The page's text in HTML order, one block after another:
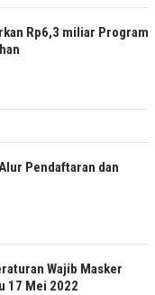
Rp6,3 miliar Program
Pendaftaran dan
Wajib Masker
17 Mei 2022